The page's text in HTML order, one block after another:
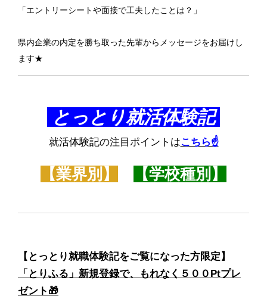
「エントリーシートや面接で工夫したことは？」
県内企業の内定を勝ち取った先輩からメッセージをお届けし
ます★
とっとり就活体験記
就活体験記の注目ポイントはこちら☝
【業界別】 【学校種別】
【とっとり就職体験記をご覧になった方限定】
「とりふる」新規登録で、もれなく５００Ptプレ
ゼント🎁